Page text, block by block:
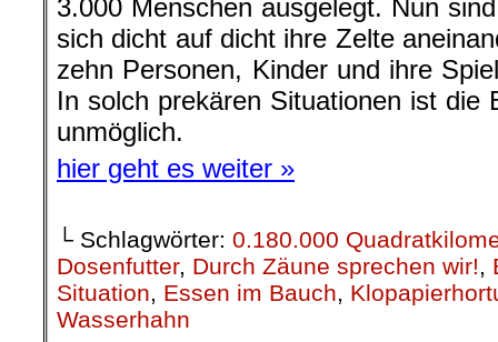
3.000 Menschen ausgelegt. Nun
sich dicht auf dicht ihre Zelte
zehn Personen, Kinder und ihre
In solch prekären Situationen ist die
unmöglich.
hier geht es weiter »
└ Schlagwörter: 0.180.000
Dosenfutter, Durch Zäune sprechen wir!,
Situation, Essen im Bauch,
Wasserhahn